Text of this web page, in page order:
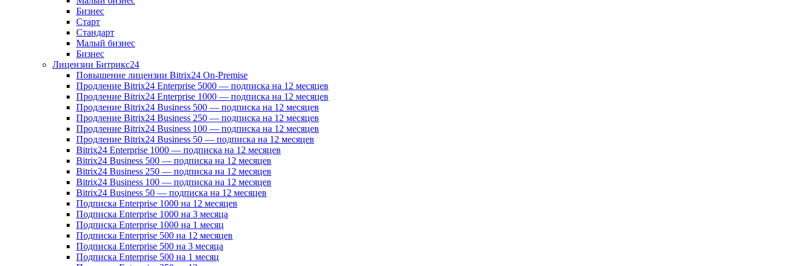
Бизнес
Старт
Стандарт
Малый бизнес
Бизнес
Лицензии Битрикс24
Повышение лицензии Bitrix24 On-Premise
Продление Bitrix24 Enterprise 5000 — подписка на 12 месяцев
Продление Bitrix24 Enterprise 1000 — подписка на 12 месяцев
Продление Bitrix24 Business 500 — подписка на 12 месяцев
Продление Bitrix24 Business 250 — подписка на 12 месяцев
Продление Bitrix24 Business 100 — подписка на 12 месяцев
Продление Bitrix24 Business 50 — подписка на 12 месяцев
Bitrix24 Enterprise 1000 — подписка на 12 месяцев
Bitrix24 Business 500 — подписка на 12 месяцев
Bitrix24 Business 250 — подписка на 12 месяцев
Bitrix24 Business 100 — подписка на 12 месяцев
Bitrix24 Business 50 — подписка на 12 месяцев
Подписка Enterprise 1000 на 12 месяцев
Подписка Enterprise 1000 на 3 месяца
Подписка Enterprise 1000 на 1 месяц
Подписка Enterprise 500 на 12 месяцев
Подписка Enterprise 500 на 3 месяца
Подписка Enterprise 500 на 1 месяц